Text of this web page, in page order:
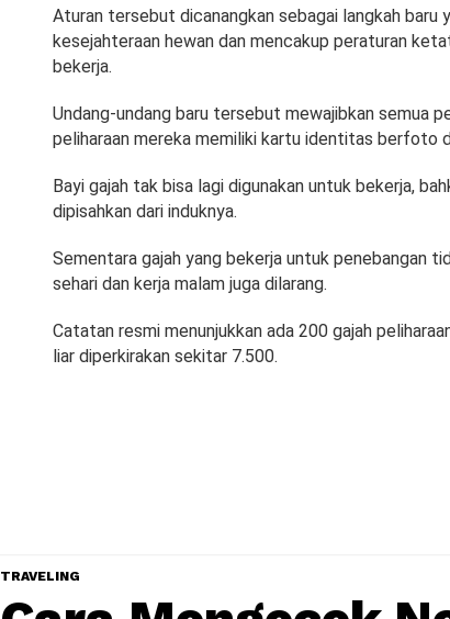
Aturan tersebut dicanangkan sebagai langkah baru
kesejahteraan hewan dan mencakup peraturan
bekerja.
Undang-undang baru tersebut mewajibkan semua
peliharaan mereka memiliki kartu identitas berfoto
Bayi gajah tak bisa lagi digunakan untuk bekerja,
dipisahkan dari induknya.
Sementara gajah yang bekerja untuk penebangan
sehari dan kerja malam juga dilarang.
Catatan resmi menunjukkan ada 200 gajah
liar diperkirakan sekitar 7.500.
TRAVELING